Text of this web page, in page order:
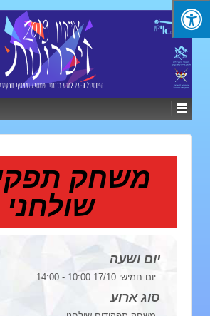
משחק
שולחני
יום ושעה
יום חמישי 17/10 10:00 - 14:00
סוג ארוע